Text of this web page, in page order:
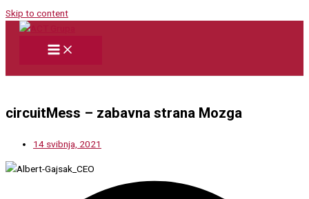
Skip to content
circuitMess – zabavna strana Mozga
14 svibnja, 2021